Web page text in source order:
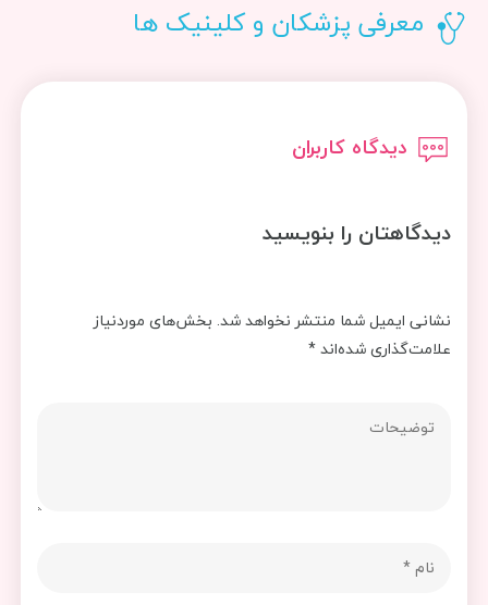
معرفی پزشکان و کلینیک ها
دیدگاه کاربران
دیدگاهتان را بنویسید
نشانی ایمیل شما منتشر نخواهد شد. بخش‌های موردنیاز
علامت‌گذاری شده‌اند*